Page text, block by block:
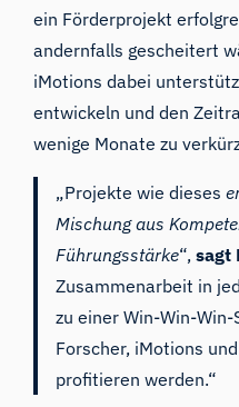
ein Förderprojekt
andernfalls gescheitert
iMotions dabei
entwickeln und den
wenige Monate zu
„Projekte wie dieses
Mischung aus
Führungsstärke“,sagt
Zusammenarbeit in
zu einer Win-Win-
Forscher, iMotions
profitieren werden.“